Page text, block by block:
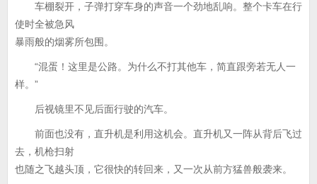
车棚裂开，子弹打穿车身的声音一个劲地乱响。整个卡车在行
使时全被急风
暴雨般的烟雾所包围。
“混蛋！这里是公路。为什么不打其他车，简直跟旁若无人一
样。”
后视镜里不见后面行驶的汽车。
前面也没有，直升机是利用这机会。直升机又一阵从背后飞过
去，机枪扫射
也随之飞越头顶，它很快的转回来，又一次从前方猛兽般袭来。